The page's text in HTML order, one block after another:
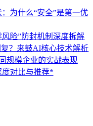
为什么“安全”是第一优
险”防封机制深度拆解
复？来鼓AI核心技术解析
规模企业的实战表现
度对比与推荐*